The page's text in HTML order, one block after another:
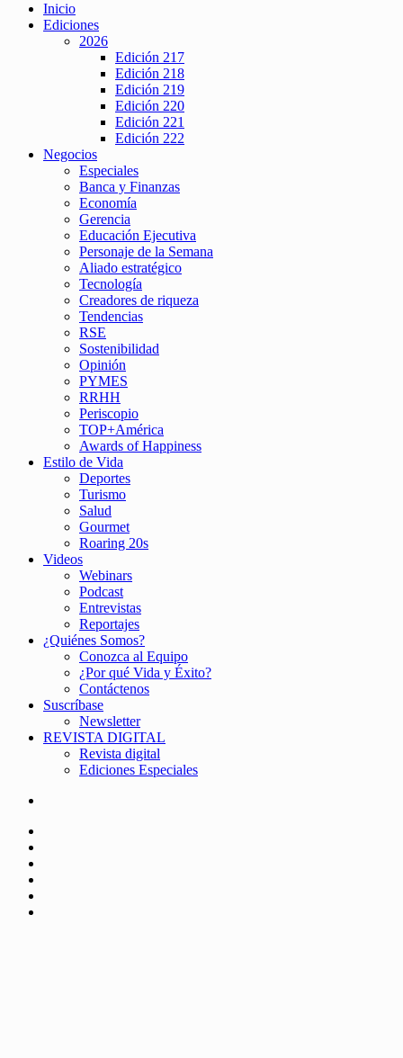
Inicio
Ediciones
2026
Edición 217
Edición 218
Edición 219
Edición 220
Edición 221
Edición 222
Negocios
Especiales
Banca y Finanzas
Economía
Gerencia
Educación Ejecutiva
Personaje de la Semana
Aliado estratégico
Tecnología
Creadores de riqueza
Tendencias
RSE
Sostenibilidad
Opinión
PYMES
RRHH
Periscopio
TOP+América
Awards of Happiness
Estilo de Vida
Deportes
Turismo
Salud
Gourmet
Roaring 20s
Videos
Webinars
Podcast
Entrevistas
Reportajes
¿Quiénes Somos?
Conozca al Equipo
¿Por qué Vida y Éxito?
Contáctenos
Suscríbase
Newsletter
REVISTA DIGITAL
Revista digital
Ediciones Especiales